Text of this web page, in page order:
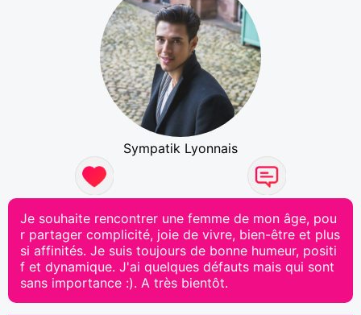
Sympatik Lyonnais
Je souhaite rencontrer une femme de mon âge, pou
r partager complicité, joie de vivre, bien-être et plus
si affinités. Je suis toujours de bonne humeur, positi
f et dynamique. J'ai quelques défauts mais qui sont
sans importance :). A très bientôt.